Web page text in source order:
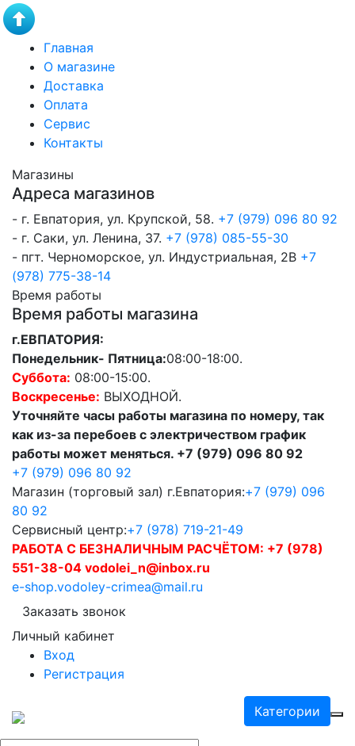
Главная
О магазине
Доставка
Оплата
Сервис
Контакты
Магазины
Адреса магазинов
- г. Евпатория, ул. Крупской, 58. +7 (979) 096 80 92
- г. Саки, ул. Ленина, 37. +7 (978) 085-55-30
- пгт. Черноморское, ул. Индустриальная, 2В +7
(978) 775-38-14
Время работы
Время работы магазина
г.ЕВПАТОРИЯ:
Понедельник- Пятница:08:00-18:00.
Суббота: 08:00-15:00.
Воскресенье: ВЫХОДНОЙ.
Уточняйте часы работы магазина по номеру, так
как из-за перебоев с электричеством график
работы может меняться. +7 (979) 096 80 92
+7 (979) 096 80 92
Магазин (торговый зал) г.Евпатория:+7 (979) 096
80 92
Сервисный центр:+7 (978) 719-21-49
РАБОТА С БЕЗНАЛИЧНЫМ РАСЧЁТОМ: +7 (978)
551-38-04 vodolei_n@inbox.ru
e-shop.vodoley-crimea@mail.ru
Заказать звонок
Личный кабинет
Вход
Регистрация
Категории